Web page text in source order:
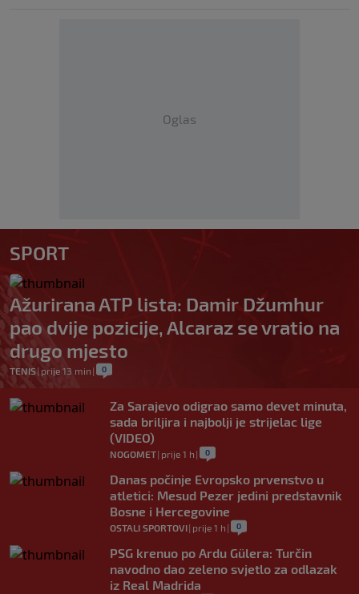
Oglas
SPORT
Ažurirana ATP lista: Damir Džumhur
pao dvije pozicije, Alcaraz se vratio na
drugo mjesto
TENIS| prije 13 min | 0
Za Sarajevo odigrao samo devet minuta,
sada briljira i najbolji je strijelac lige
(VIDEO)
NOGOMET| prije 1 h | 0
Danas počinje Evropsko prvenstvo u
atletici: Mesud Pezer jedini predstavnik
Bosne i Hercegovine
OSTALI SPORTOVI| prije 1 h | 0
PSG krenuo po Ardu Gülera: Turčin
navodno dao zeleno svjetlo za odlazak
iz Real Madrida